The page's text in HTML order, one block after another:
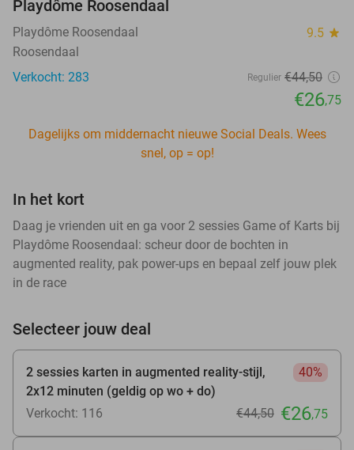
Playdôme Roosendaal
Playdôme Roosendaal 9.5 star
Roosendaal
Verkocht: 283
Regulier €44,50
€26,75
Dagelijks om middernacht nieuwe Social Deals. Wees
snel, op = op!
In het kort
Daag je vrienden uit en ga voor 2 sessies Game of Karts bij
Playdôme Roosendaal: scheur door de bochten in
augmented reality, pak power-ups en bepaal zelf jouw plek
in de race
Selecteer jouw deal
2 sessies karten in augmented reality-stijl,
2x12 minuten (geldig op wo + do)
40%
Verkocht: 116 €44,50 €26,75